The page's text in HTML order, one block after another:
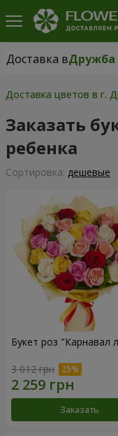
Доставка в
Доставка вДружба
Доставка цветов в г.
Заказать
ребенка
Cортировка: дешевые
Букет роз "Карнавал
3 012 грн
Заказать